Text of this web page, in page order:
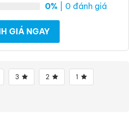
0% | 0 đánh giá
GIÁ NGAY
3 2 1